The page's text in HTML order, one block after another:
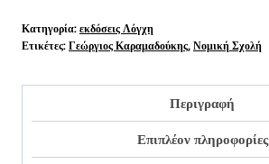
ΝΟΜΙΚΗΣ
ΑΘΗΝΩΝ
Κατηγορία: εκδόσεις Λόγχη
Ετικέτες: Γεώργιος Καραμαδούκης, Νομική Σχολή
Περιγραφή
Επιπλέον πληροφορίες